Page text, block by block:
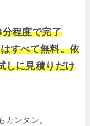
程度で完了
すべて無料。依
しに見積りだけ
カンタン。